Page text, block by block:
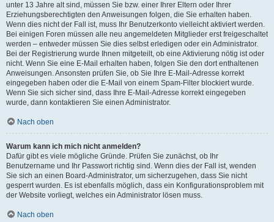
unter 13 Jahre alt sind, müssen Sie bzw. einer Ihrer Eltern oder Ihrer
Erziehungsberechtigten den Anweisungen folgen, die Sie erhalten haben.
Wenn dies nicht der Fall ist, muss Ihr Benutzerkonto vielleicht aktiviert werden.
Bei einigen Foren müssen alle neu angemeldeten Mitglieder erst freigeschaltet
werden – entweder müssen Sie dies selbst erledigen oder ein Administrator.
Bei der Registrierung wurde Ihnen mitgeteilt, ob eine Aktivierung nötig ist oder
nicht. Wenn Sie eine E-Mail erhalten haben, folgen Sie den dort enthaltenen
Anweisungen. Ansonsten prüfen Sie, ob Sie Ihre E-Mail-Adresse korrekt
eingegeben haben oder die E-Mail von einem Spam-Filter blockiert wurde.
Wenn Sie sich sicher sind, dass Ihre E-Mail-Adresse korrekt eingegeben
wurde, dann kontaktieren Sie einen Administrator.
Nach oben
Warum kann ich mich nicht anmelden?
Dafür gibt es viele mögliche Gründe. Prüfen Sie zunächst, ob Ihr
Benutzername und Ihr Passwort richtig sind. Wenn dies der Fall ist, wenden
Sie sich an einen Board-Administrator, um sicherzugehen, dass Sie nicht
gesperrt wurden. Es ist ebenfalls möglich, dass ein Konfigurationsproblem mit
der Website vorliegt, welches ein Administrator lösen muss.
Nach oben